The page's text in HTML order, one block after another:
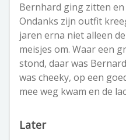
Bernhard ging zitten
Ondanks zijn outfit
jaren erna niet alleen
meisjes om. Waar een
stond, daar was
was cheeky, op een
mee weg kwam en de
Later